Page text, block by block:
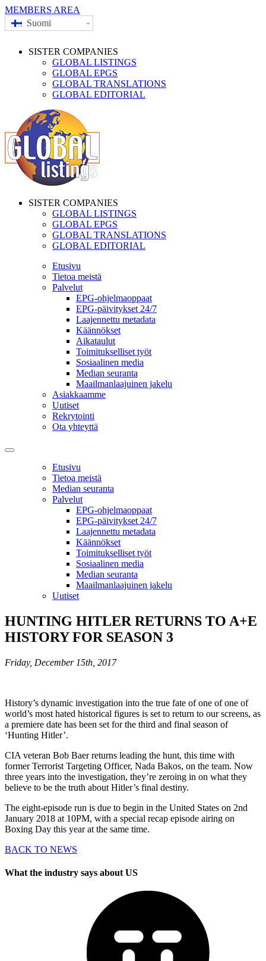
MEMBERS AREA
Suomi
SISTER COMPANIES
GLOBAL LISTINGS
GLOBAL EPGS
GLOBAL TRANSLATIONS
GLOBAL EDITORIAL
SISTER COMPANIES
GLOBAL LISTINGS
GLOBAL EPGS
GLOBAL TRANSLATIONS
GLOBAL EDITORIAL
Etusivu
Tietoa meistä
Palvelut
EPG-ohjelmaoppaat
EPG-päivitykset 24/7
Laajennettu metadata
Käännökset
Aikataulut
Toimitukselliset työt
Sosiaalinen media
Median seuranta
Maailmanlaajuinen jakelu
Asiakkaamme
Uutiset
Rekrytointi
Ota yhteyttä
Etusivu
Tietoa meistä
Median seuranta
Palvelut
EPG-ohjelmaoppaat
EPG-päivitykset 24/7
Laajennettu metadata
Käännökset
Toimitukselliset työt
Sosiaalinen media
Median seuranta
Maailmanlaajuinen jakelu
Uutiset
HUNTING HITLER RETURNS TO A+E
HISTORY FOR SEASON 3
Friday, December 15th, 2017
History’s dynamic investigation into the true fate of one of one of
world’s most hated historical figures is set to return to our screens, as
a premiere date has been set for the third and final season of
‘Hunting Hitler’.
CIA veteran Bob Baer returns leading the hunt, this time with
former Terrorist Targeting Officer, Nada Bakos, on the team. Now
three years into the investigation, they’re zeroing in on what they
believe to be the truth about Hitler’s final destiny.
The eight-episode run is due to begin in the United States on 2nd
January 2018 at 10PM, with a special recap episode airing on
Boxing Day this year at the same time.
BACK TO NEWS
What the industry says about US